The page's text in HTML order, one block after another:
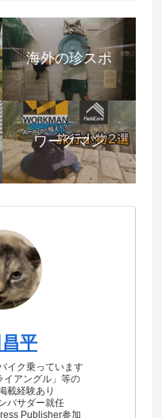
海外の珍スポ
ワークマン
平
イク乗っています
イアングル」等の
載経験あり
バサダー就任
Publisher参加